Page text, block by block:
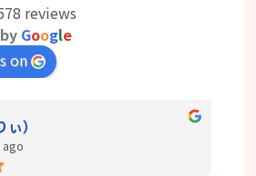
reviews
Google
on
）